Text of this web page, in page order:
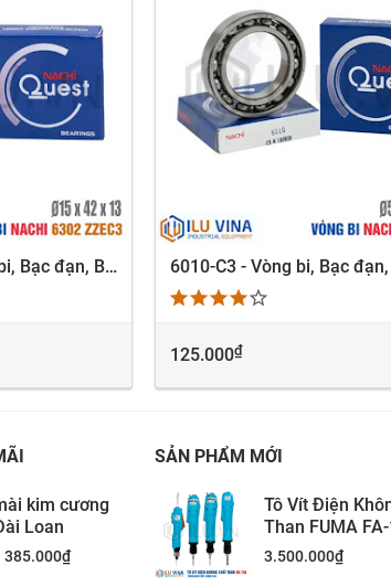
6302-ZZEC3 - Vòng bi, Bạc đạn, Bearing Nachi 6302-ZZEC3 XEM NHANH
125.000₫
kim cương
Loan
385.000₫
SẢN PHẨM MỚI
Tô Vít Điện
Than FUMA
3.500.000₫